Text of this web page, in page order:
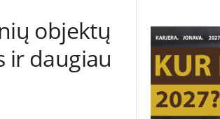
objektų
ir daugiau